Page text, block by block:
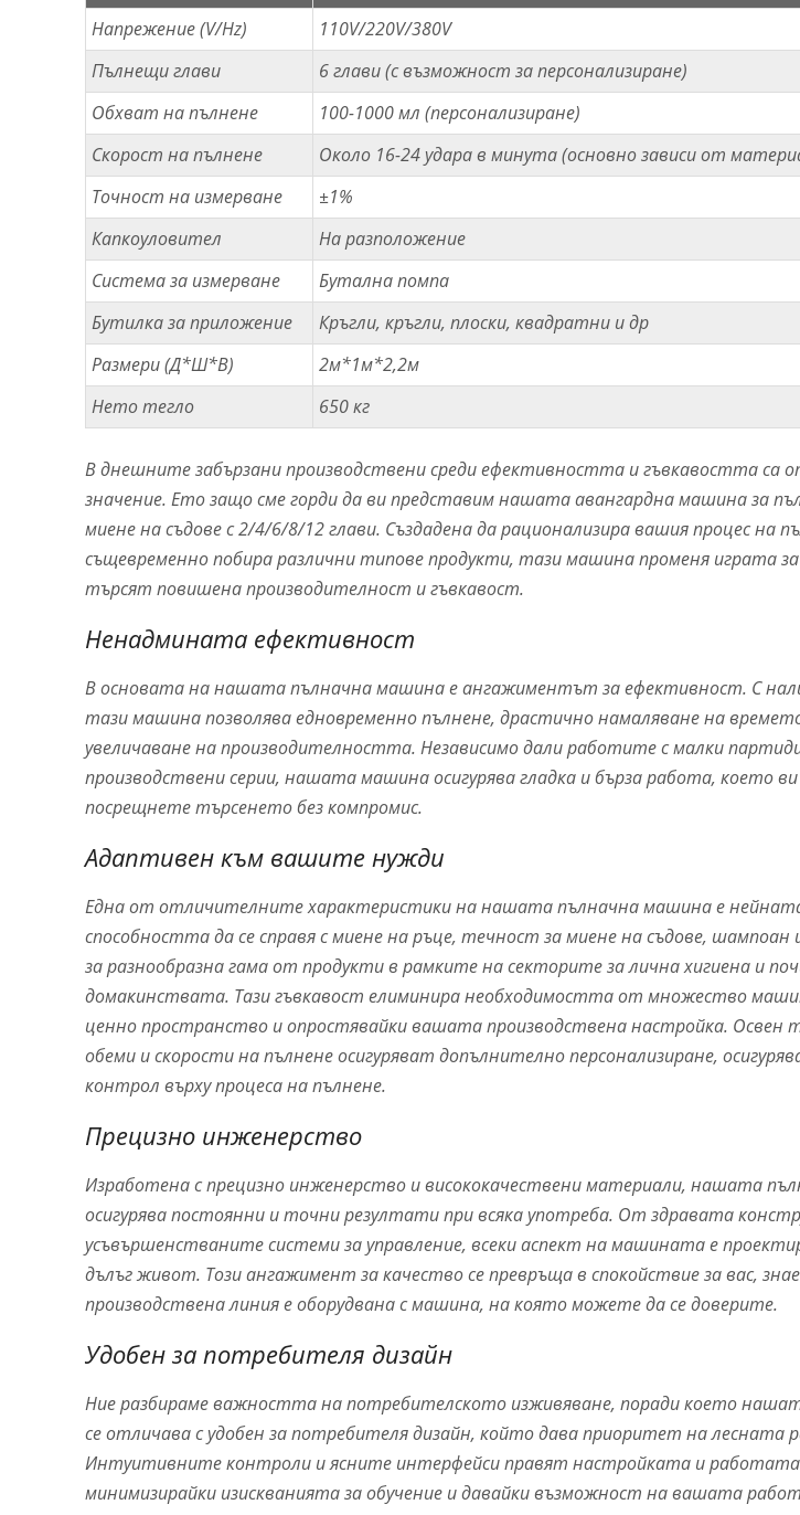
Напрежение (V/Hz)
110V/220V/380V
Пълнещи глави
6 глави (с възможност за персонализиране)
Обхват на пълнене
100-1000 мл (персонализиране)
Скорост на пълнене
Около 16-24 удара в минута (основно зависи от
Точност на измерване
±1%
Капкоуловител
На разположение
Система за измерване
Бутална помпа
Бутилка за приложение
Кръгли, кръгли, плоски, квадратни и др
Размери (Д*Ш*В)
2м*1м*2,2м
Нето тегло
650 кг
В днешните забързани производствени среди ефективността и гъвкавостта са
значение. Ето защо сме горди да ви представим нашата авангардна машина за
миене на съдове с 2/4/6/8/12 глави. Създадена да рационализира вашия процес на
същевременно побира различни типове продукти, тази машина променя играта
търсят повишена производителност и гъвкавост.
Ненадмината ефективност
В основата на нашата пълначна машина е ангажиментът за ефективност. С
тази машина позволява едновременно пълнене, драстично намаляване на
увеличаване на производителността. Независимо дали работите с малки
производствени серии, нашата машина осигурява гладка и бърза работа, което ви
посрещнете търсенето без компромис.
Адаптивен към вашите нужди
Една от отличителните характеристики на нашата пълначна машина е
способността да се справя с миене на ръце, течност за миене на съдове, шампоан
за разнообразна гама от продукти в рамките на секторите за лична хигиена и
домакинствата. Тази гъвкавост елиминира необходимостта от множество
ценно пространство и опростявайки вашата производствена настройка. Освен
обеми и скорости на пълнене осигуряват допълнително персонализиране,
контрол върху процеса на пълнене.
Прецизно инженерство
Изработена с прецизно инженерство и висококачествени материали, нашата
осигурява постоянни и точни резултати при всяка употреба. От здравата
усъвършенстваните системи за управление, всеки аспект на машината е
дълъг живот. Този ангажимент за качество се превръща в спокойствие за вас,
производствена линия е оборудвана с машина, на която можете да се доверите.
Удобен за потребителя дизайн
Ние разбираме важността на потребителското изживяване, поради което
се отличава с удобен за потребителя дизайн, който дава приоритет на лесната
Интуитивните контроли и ясните интерфейси правят настройката и работата
минимизирайки изискванията за обучение и давайки възможност на вашата